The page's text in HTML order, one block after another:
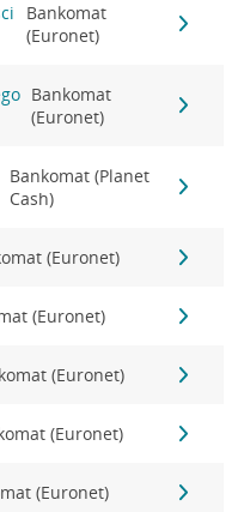
Bankomat
(Euronet)
Bankomat
(Euronet)
Bankomat (Planet
Cash)
(Euronet)
(Euronet)
(Euronet)
(Euronet)
(Euronet)